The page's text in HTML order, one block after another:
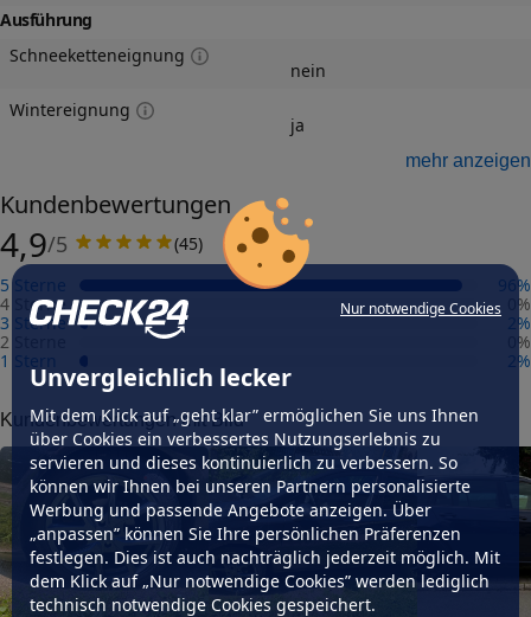
Nur notwendige Cookies
Unvergleichlich lecker
Mit dem Klick auf „geht klar” ermöglichen Sie uns Ihnen
über Cookies ein verbessertes Nutzungserlebnis zu
servieren und dieses kontinuierlich zu verbessern. So
können wir Ihnen bei unseren Partnern personalisierte
Werbung und passende Angebote anzeigen. Über
„anpassen” können Sie Ihre persönlichen Präferenzen
festlegen. Dies ist auch nachträglich jederzeit möglich. Mit
dem Klick auf „Nur notwendige Cookies” werden lediglich
technisch notwendige Cookies gespeichert.
Ausführung
Schneeketteneignung
nein
Wintereignung
ja
Eintragungsfrei
Freigabe
-
Gutachten Link
Fahrzeug wählen
Dimension
Breite (in Zoll)
7,5
Größe (in Zoll)
18
Einpresstiefe (in mm)
42
Lochkreis (Anzahl der Löcher)
mehr anzeigen
Kundenbewertungen
4,9/5 (45)
5 Sterne
96%
4 Sterne
%
3 Sterne
2%
2 Sterne
%
1 Stern
2%
Kundenbewertungen mit Bild